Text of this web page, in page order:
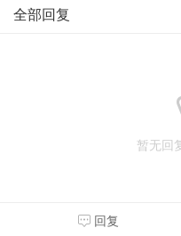
全部回复
暂无回
回复